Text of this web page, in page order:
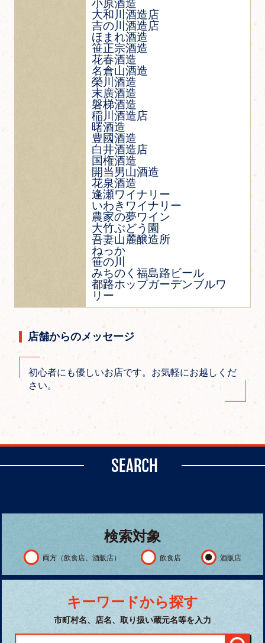
小原酒造
大和川酒造店
吉の川酒造店
ほまれ酒造
笹正宗酒造
花春酒造
名倉山酒造
榮川酒造
末廣酒造
磐梯酒造
稲川酒造店
曙酒造
豊國酒造
白井酒造店
国権酒造
開当男山酒造
花泉酒造
逢瀬ワイナリー
いわきワイナリー
農家の夢ワイン
大竹ぶどう園
吾妻山麓醸造所
ねっか
笹の川
みちのく福島路ビール
都路ホップガーデンブルワ
リー
店舗からのメッセージ
初心者にも優しいお店です。お気軽にお越しくだ
さい。
SEARCH
検索対象
両方（飲食店、酒販店） 飲食店 酒販店
キーワードから探す
市町村名、店名、取り扱い蔵元名等を入力